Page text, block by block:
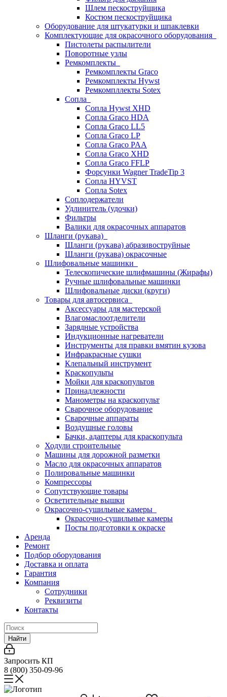
Шлем пескоструйщика
Костюм пескоструйщика
Оборудование для штукатурки и шпаклевки
Комплектующие для окрасочного оборудования
Пистолеты распылители
Поворотные узлы
Ремкомплекты
Ремкомплекты Graco
Ремкомплекты Hywst
Ремкомпллекты Sotex
Сопла
Сопла Hywst XHD
Сопла Graco HDA
Сопла Graco LL5
Сопла Graco LP
Сопла Graco PAA
Сопла Graco XHD
Сопла Graco FFLP
Форсунки Wagner TradeTip 3
Сопла HYVST
Сопла Sotex
Соплодержатели
Удлинитель (удочки)
Фильтры
Валики для окрасочных аппаратов
Шланги (рукава)
Шланги (рукава) абразивоструйные
Шланги (рукава) окрасочные
Шлифовальные машинки
Телескопические шлифмашины (Жирафы)
Ручные шлифовальные машинки
Шлифовальные диски (круги)
Товары для автосервиса
Аксессуары для мастерской
Влагомаслоотделители
Зарядные устройства
Индукционные нагреватели
Инструменты для правки вмятин кузова
Инфракрасные сушки
Клепальный инструмент
Краскопульты
Мойки для краскопультов
Принадлежности
Манометры на краскопульт
Сварочное оборудование
Сварочные аппараты
Воздушные головы
Бачки, адаптеры для краскопульта
Ходули строительные
Машины для дорожной разметки
Масло для окрасочных аппаратов
Полировальные машинки
Компрессоры
Сопутствующие товары
Осветительные вышки
Окрасочно-сушильные камеры
Окрасочно-сушильные камеры
Посты подготовки к окраске
Аренда
Ремонт
Подбор оборудования
Доставка и оплата
Гарантия
Компания
Сотрудники
Реквизиты
Контакты
Найти
Запросить КП
8 (800) 350-09-96